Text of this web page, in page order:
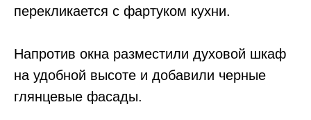
перекликается с фартуком кухни.
Напротив окна разместили духовой шкаф
на удобной высоте и добавили черные
глянцевые фасады.